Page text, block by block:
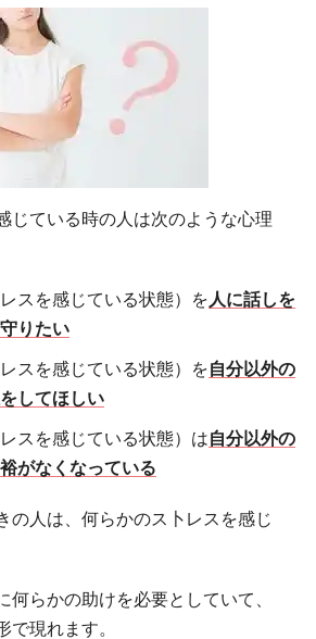
じている時の人は次のような心理
スを感じている状態）を 人に話しを
りたい
スを感じている状態）を自分以外の
してほしい
スを感じている状態）は自分以外の
がなくなっている
の人は、何らかのス卜レスを感じ
何らかの助けを必要としていて、
で現れます。